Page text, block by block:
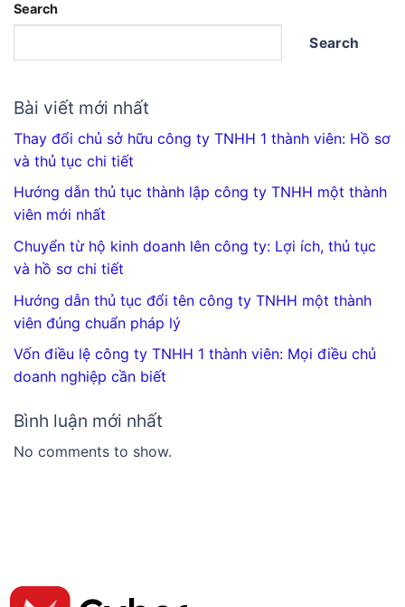
Search
Search
Bài viết mới nhất
Thay đổi chủ sở hữu công ty TNHH 1 thành viên: Hồ sơ
và thủ tục chi tiết
Hướng dẫn thủ tục thành lập công ty TNHH một thành
viên mới nhất
Chuyển từ hộ kinh doanh lên công ty: Lợi ích, thủ tục
và hồ sơ chi tiết
Hướng dẫn thủ tục đổi tên công ty TNHH một thành
viên đúng chuẩn pháp lý
Vốn điều lệ công ty TNHH 1 thành viên: Mọi điều chủ
doanh nghiệp cần biết
Bình luận mới nhất
No comments to show.